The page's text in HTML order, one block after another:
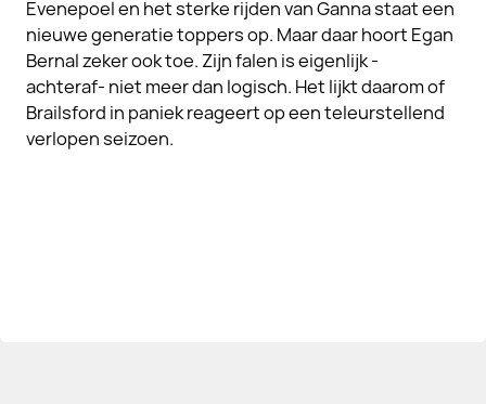
Evenepoel en het sterke rijden van Ganna staat een
nieuwe generatie toppers op. Maar daar hoort Egan
Bernal zeker ook toe. Zijn falen is eigenlijk -
achteraf- niet meer dan logisch. Het lijkt daarom of
Brailsford in paniek reageert op een teleurstellend
verlopen seizoen.